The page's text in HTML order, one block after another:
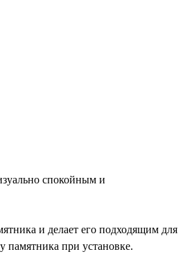
спокойным и
и делает его подходящим для
памятника при установке.